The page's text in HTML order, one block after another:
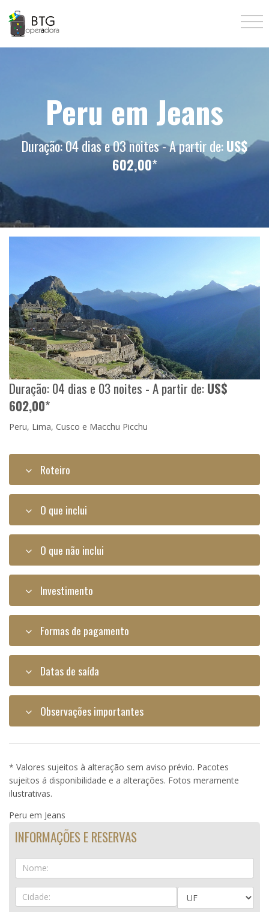
Peru em Jeans
Duração: 04 dias e 03 noites - A partir de:US$
602,00*
Duração: 04 dias e 03 noites - A partir de:US$
602,00*
Peru, Lima, Cusco e Macchu Picchu
Roteiro
O que inclui
O que não inclui
Investimento
Formas de pagamento
Datas de saída
Observações importantes
* Valores sujeitos à alteração sem aviso prévio. Pacotes
sujeitos á disponibilidade e a alterações. Fotos meramente
ilustrativas.
Peru em Jeans
INFORMAÇÕES E RESERVAS